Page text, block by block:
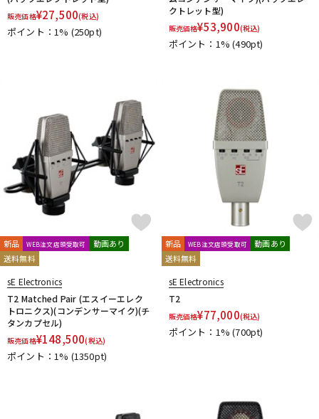
DTM オンライン納品 レコーディング機器
中古 ヴィンテージ
販売価格¥27,500(税込)
ポイント：1% (250pt)
クトレット型)
販売価格¥53,900(税込)
ポイント：1%(490pt)
新品 WEB注文店頭受取可
動画あり
送料無料
sE Electronics
T2 Matched Pair (エスイーエレク
トロニクス)(コンデンサーマイク)(チ
タンカプセル)
販売価格¥148,500(税込)
ポイント：1% (1350pt)
新品 WEB注文店頭受取可
動画あり
送料無料
sE Electronics
T2
販売価格¥77,000(税込)
ポイント：1%(700pt)